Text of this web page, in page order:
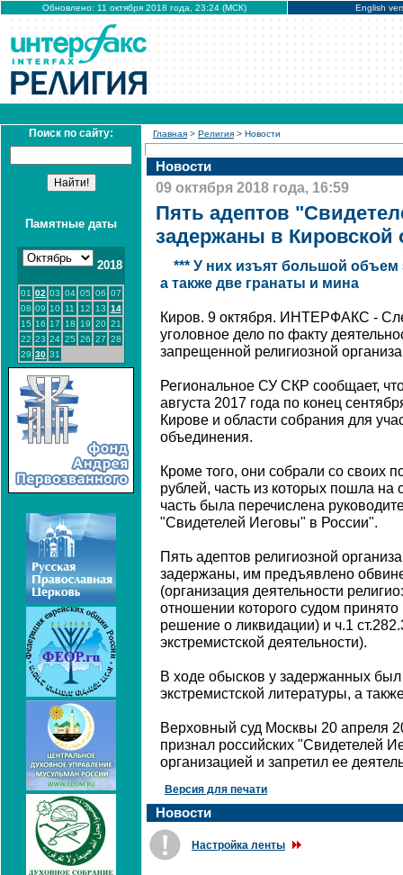
Обновлено: 11 октября 2018 года, 23:24 (МСК) English
Поиск по сайту:
Памятные даты
2018
01 02 03 04 05 06 07
08 09 10 11 12 13 14
15 16 17 18 19 20 21
22 23 24 25 26 27 28
29 30 31
Главная > Религия > Новости
Новости
09 октября 2018 года, 16:59
Пять адептов
задержаны в Кировской
*** У них изъят большой объем
а также две гранаты и мина
Киров. 9 октября. ИНТЕРФАКС -
уголовное дело по факту
запрещенной религиозной
Региональное СУ СКР сообщает,
августа 2017 года по конец
Кирове и области собрания для
объединения.
Кроме того, они собрали со своих
рублей, часть из которых пошла
часть была перечислена
"Свидетелей Иеговы" в России".
Пять адептов религиозной
задержаны, им предъявлено
(организация деятельности
отношении которого судом
решение о ликвидации) и ч.1
экстремистской деятельности).
В ходе обысков у задержанных
экстремистской литературы, а
Верховный суд Москвы 20 апреля
признал российских "Свидетелей
организацией и запретил ее
Версия для печати
Новости
Настройка ленты